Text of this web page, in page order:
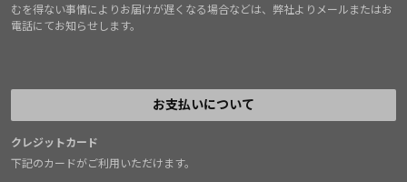
むを得ない事情によりお届けが遅くなる場合などは、弊社よりメールまたはお
電話にてお知らせします。
お支払いについて
クレジットカード
下記のカードがご利用いただけます。